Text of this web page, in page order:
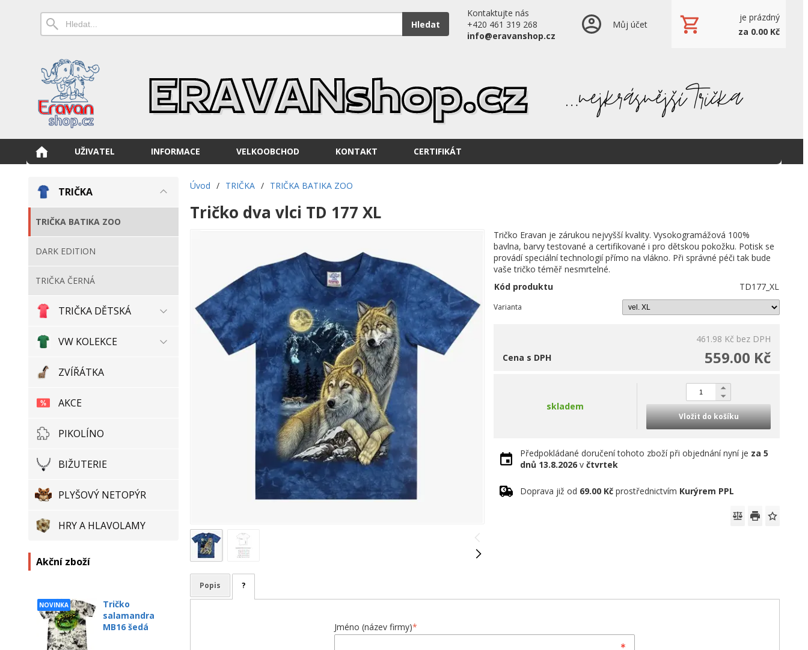
Hledat
Kontaktujte nás
+420 461 319 268
info@eravanshop.cz
Můj účet
je prázdný
za 0.00 Kč
UŽIVATEL INFORMACE VELKOOBCHOD KONTAKT CERTIFIKÁT
TRIČKA
TRIČKA BATIKA ZOO
DARK EDITION
TRIČKA ČERNÁ
TRIČKA DĚTSKÁ
VW KOLEKCE
ZVÍŘÁTKA
AKCE
PIKOLÍNO
BIŽUTERIE
PLYŠOVÝ NETOPÝR
HRY A HLAVOLAMY
Akční zboží
NOVINKA
Tričko
salamandra
MB16 šedá
Úvod / TRIČKA / TRIČKA BATIKA ZOO
Tričko dva vlci TD 177 XL
Tričko Eravan je zárukou nejvyšší kvality. Vysokogramážová 100%
bavlna, barvy testované a certifikované i pro dětskou pokožku. Potisk se
provádí speciální technologií přímo na vlákno. Při správné péči tak bude
vaše tričko téměř nesmrtelné.
Kód produktu
TD177_XL
Varianta
461.98 Kč bez DPH
559.00 Kč
Cena s DPH
skladem
Vložit do košíku
Předpokládané doručení tohoto zboží při objednání nyní je za 5
dnů 13.8.2026 včtvrtek
Doprava již od 69.00 Kč prostřednictvím Kurýrem PPL
Popis ?
Jméno (název firmy)*